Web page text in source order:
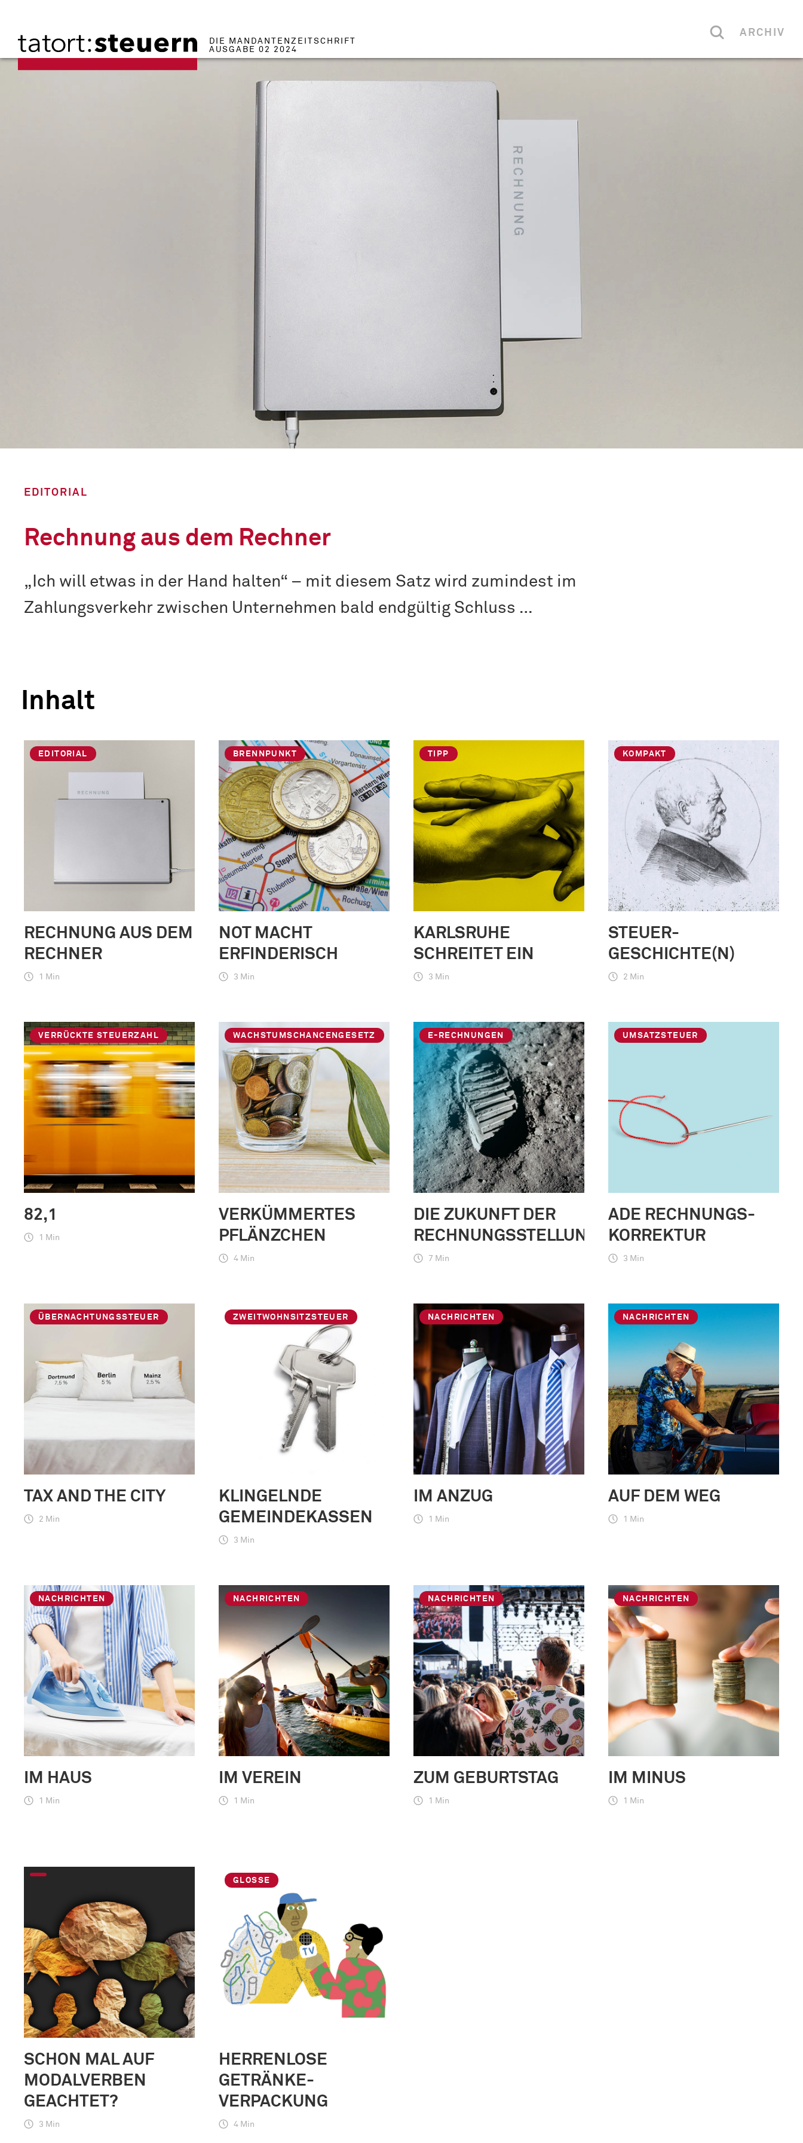
DIE MANDANTENZEITSCHRIFT
AUSGABE 02 2024
ARCHIV
EDITORIAL
Rechnung aus dem Rechner
„Ich will etwas in der Hand halten“ – mit diesem Satz wird zumindest im
Zahlungsverkehr zwischen Unternehmen bald endgültig Schluss …
Inhalt
EDITORIAL
RECHNUNG AUS DEM
RECHNER
1 Min
BRENNPUNKT
NOT MACHT
ERFINDERISCH
3 Min
TIPP
KARLSRUHE
SCHREITET EIN
3 Min
KOMPAKT
STEUER-
GESCHICHTE(N)
2 Min
VERRÜCKTE STEUERZAHL
82,1
1 Min
WACHSTUMSCHANCENGESETZ
VERKÜMMERTES
PFLÄNZCHEN
4 Min
E-RECHNUNGEN
DIE ZUKUNFT DER
RECHNUNGSSTELLUNG
7 Min
UMSATZSTEUER
ADE RECHNUNGS-
KORREKTUR
3 Min
ÜBERNACHTUNGSSTEUER
TAX AND THE CITY
2 Min
ZWEITWOHNSITZSTEUER
KLINGELNDE
GEMEINDEKASSEN
3 Min
NACHRICHTEN
IM ANZUG
1 Min
NACHRICHTEN
AUF DEM WEG
1 Min
NACHRICHTEN
IM HAUS
1 Min
NACHRICHTEN
IM VEREIN
1 Min
NACHRICHTEN
ZUM GEBURTSTAG
1 Min
NACHRICHTEN
IM MINUS
1 Min
SCHON MAL AUF
MODALVERBEN
GEACHTET?
3 Min
GLOSSE
HERRENLOSE
GETRÄNKE-
VERPACKUNG
4 Min